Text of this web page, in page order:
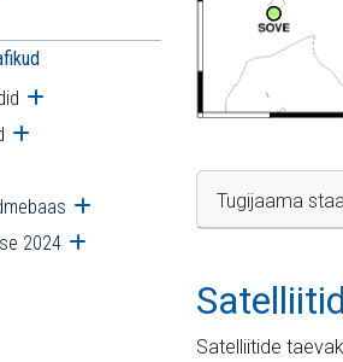
Ava alammenüü
Ava alammenüü
Ava alammenüü
2024 Ava alammenüü
Tugijaama
Satelliitide